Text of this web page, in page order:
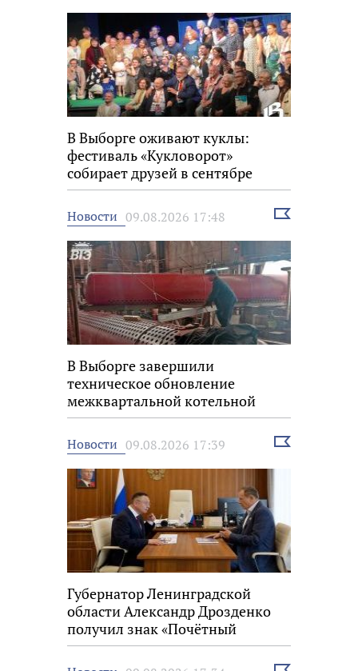
В Выборге оживают куклы:
фестиваль «Кукловорот»
собирает друзей в сентябре
Новости 09.08.2026 17:48
Выбрать
В Выборге завершили
техническое обновление
межквартальной котельной
Новости 09.08.2026 17:39
Выбрать
Губернатор Ленинградской
области Александр Дрозденко
получил знак «Почётный
строитель России»